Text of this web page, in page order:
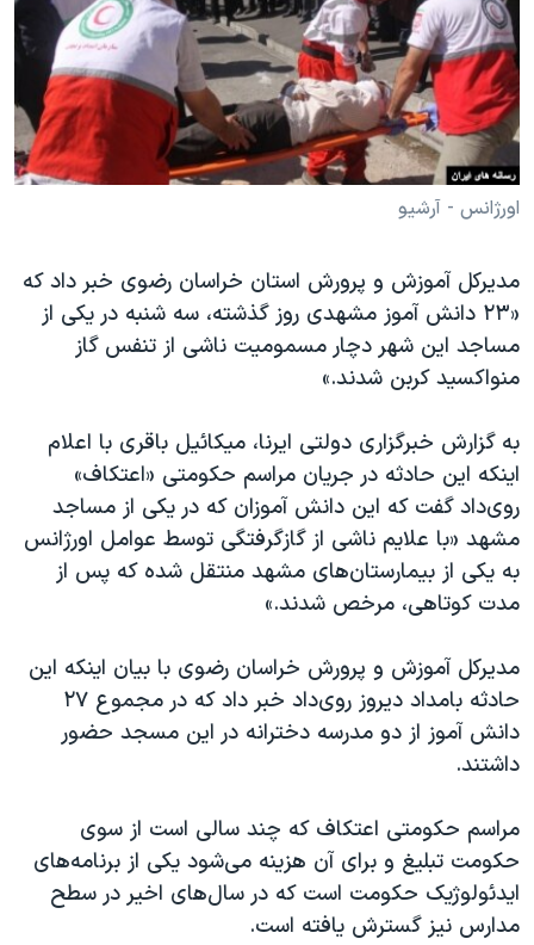
فرهنگ و زندگی
حقوق شهروندی
اقتصادی
علم و فناوری
آرشیو پخش زنده
مستندها
انتخابات ریاست جمهوری آمریکا ۲۰۲۴
حمله جمهوری اسلامی به اسرائیل
رمز مهسا
مجموعه مستندهای دادخواهی
تریبونال مردمی آبان ۹۸
دادگاه حمید نوری
قانون شفافیت دارائی کادر رهبری ایران
اعتراضات مردمی آبان ۹۸
اسرائیل در جنگ
نرگس محمدی برنده جایزه نوبل صلح
صفحه‌های ویژه
سفر پرزیدنت ترامپ به چین
دنبال کنید
زبانهای مختلف
اورژانس - آرشیو
مدیرکل آموزش و پرورش استان خراسان رضوی خبر داد که
«۲۳ دانش آموز مشهدی روز گذشته، سه شنبه در یکی از
مساجد این شهر دچار مسمومیت ناشی از تنفس گاز
منواکسید کربن شدند.»
به گزارش خبرگزاری دولتی ایرنا، میکائیل باقری با اعلام
اینکه این حادثه در جریان مراسم حکومتی «اعتکاف»
روی‌داد گفت که این دانش آموزان که در یکی از مساجد
مشهد «با علایم ناشی از گازگرفتگی توسط عوامل اورژانس
به یکی از بیمارستان‌های مشهد منتقل شده که پس از
مدت کوتاهی، مرخص شدند.»
مدیرکل آموزش و پرورش خراسان رضوی با بیان اینکه این
حادثه بامداد دیروز روی‌داد خبر داد که در مجموع ۲۷
دانش آموز از دو مدرسه دخترانه در این مسجد حضور
داشتند.
مراسم حکومتی اعتکاف که چند سالی است از سوی
حکومت تبلیغ و برای آن هزینه می‌شود یکی از برنامه‌های
ایدئولوژیک حکومت است که در سال‌های اخیر در سطح
مدارس نیز گسترش یافته است.